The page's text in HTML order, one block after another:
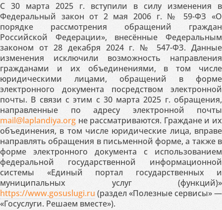
С 30 марта 2025 г. вступили в силу изменения в
Федеральный закон от 2 мая 2006 г. № 59-ФЗ «О
порядке рассмотрения обращений граждан
Российской Федерации», внесённые Федеральным
законом от 28 декабря 2024 г. № 547-ФЗ. Данные
изменения исключили возможность направления
гражданами и их объединениями, в том числе
юридическими лицами, обращений в форме
электронного документа посредством электронной
почты. В связи с этим с 30 марта 2025 г. обращения,
направленные по адресу электронной почты
mail@laplandiya.org не рассматриваются. Граждане и их
объединения, в том числе юридические лица, вправе
направлять обращения в письменной форме, а также в
форме электронного документа с использованием
федеральной государственной информационной
системы «Единый портал государственных и
муниципальных услуг (функций)»
https://www.gosuslugi.ru (раздел «Полезные сервисы» —
«Госуслуги. Решаем вместе»).